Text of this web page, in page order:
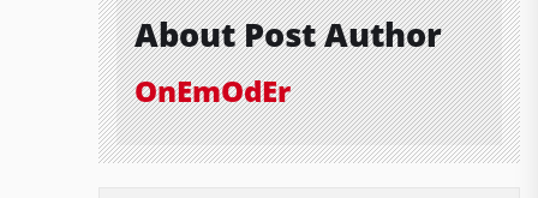
About Post Author
OnEmOdEr